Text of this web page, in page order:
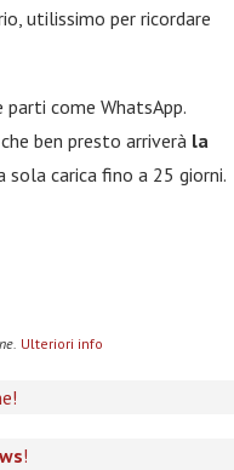
utilissimo per ricordare
come WhatsApp.
ben presto arriverà la
carica fino a 25 giorni.
Ulteriori info
!